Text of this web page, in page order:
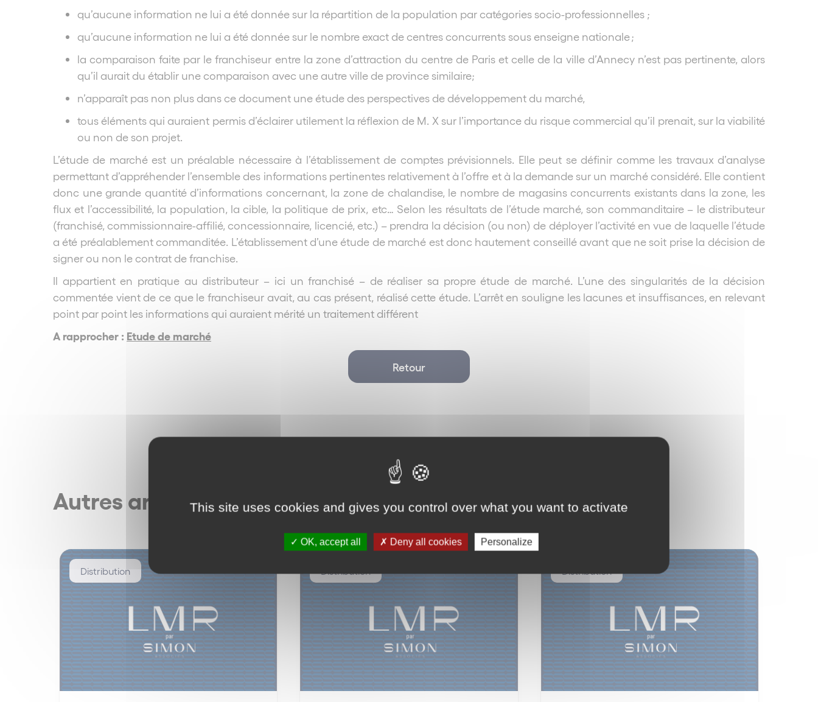
qu’aucune information ne lui a été donnée sur la répartition de la population par catégories socio-professionnelles ;
qu’aucune information ne lui a été donnée sur le nombre exact de centres concurrents sous enseigne nationale ;
la comparaison faite par le franchiseur entre la zone d’attraction du centre de Paris et celle de la ville d’Annecy n’est pas pertinente, alors
qu’il aurait du établir une comparaison avec une autre ville de province similaire;
n’apparaît pas non plus dans ce document une étude des perspectives de développement du marché,
tous éléments qui auraient permis d’éclairer utilement la réflexion de M. X sur l’importance du risque commercial qu’il prenait, sur la viabilité
ou non de son projet.
L’étude de marché est un préalable nécessaire à l’établissement de comptes prévisionnels. Elle peut se définir comme les travaux d’analyse
permettant d’appréhender l’ensemble des informations pertinentes relativement à l’offre et à la demande sur un marché considéré. Elle contient
donc une grande quantité d’informations concernant, la zone de chalandise, le nombre de magasins concurrents existants dans la zone, les
flux et l’accessibilité, la population, la cible, la politique de prix, etc… Selon les résultats de l’étude marché, son commanditaire – le distributeur
(franchisé, commissionnaire-affilié, concessionnaire, licencié, etc.) – prendra la décision (ou non) de déployer l’activité en vue de laquelle l’étude
a été préalablement commanditée. L’établissement d’une étude de marché est donc hautement conseillé avant que ne soit prise la décision de
signer ou non le contrat de franchise.
Il appartient en pratique au distributeur – ici un franchisé – de réaliser sa propre étude de marché. L’une des singularités de la décision
commentée vient de ce que le franchiseur avait, au cas présent, réalisé cette étude. L’arrêt en souligne les lacunes et insuffisances, en relevant
point par point les informations qui auraient mérité un traitement différent
A rapprocher : Etude de marché
Retour
Autres articles
Distribution Distribution Distribution
This site uses cookies and gives you control over what you want to activate
OK, accept all Deny all cookies Personalize